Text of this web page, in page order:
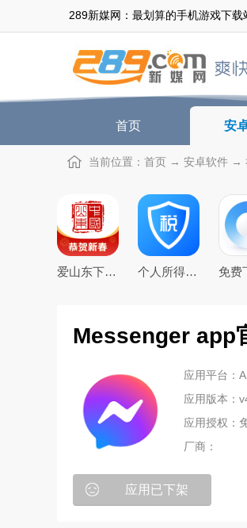
289新媒网：最划算的手机游戏下载
首页 安
当前位置： 首页 → 安卓软件 →
爱山东下载app官方最新版 个人所得税app下载安装官方2026最新版
Messenger app
应用平台：
应用版本：
应用授权：
厂商：
应用已下架